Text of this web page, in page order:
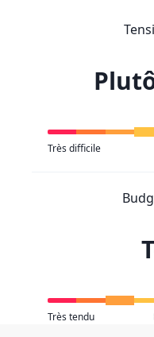
Très difficile
Très tendu